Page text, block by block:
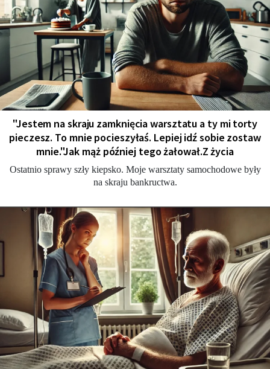
"Jestem na skraju zamknięcia warsztatu a ty mi torty
pieczesz. To mnie pocieszyłaś. Lepiej idź sobie zostaw
mnie."Jak mąż później tego żałował.Z życia
Ostatnio sprawy szły kiepsko. Moje warsztaty samochodowe były
na skraju bankructwa.